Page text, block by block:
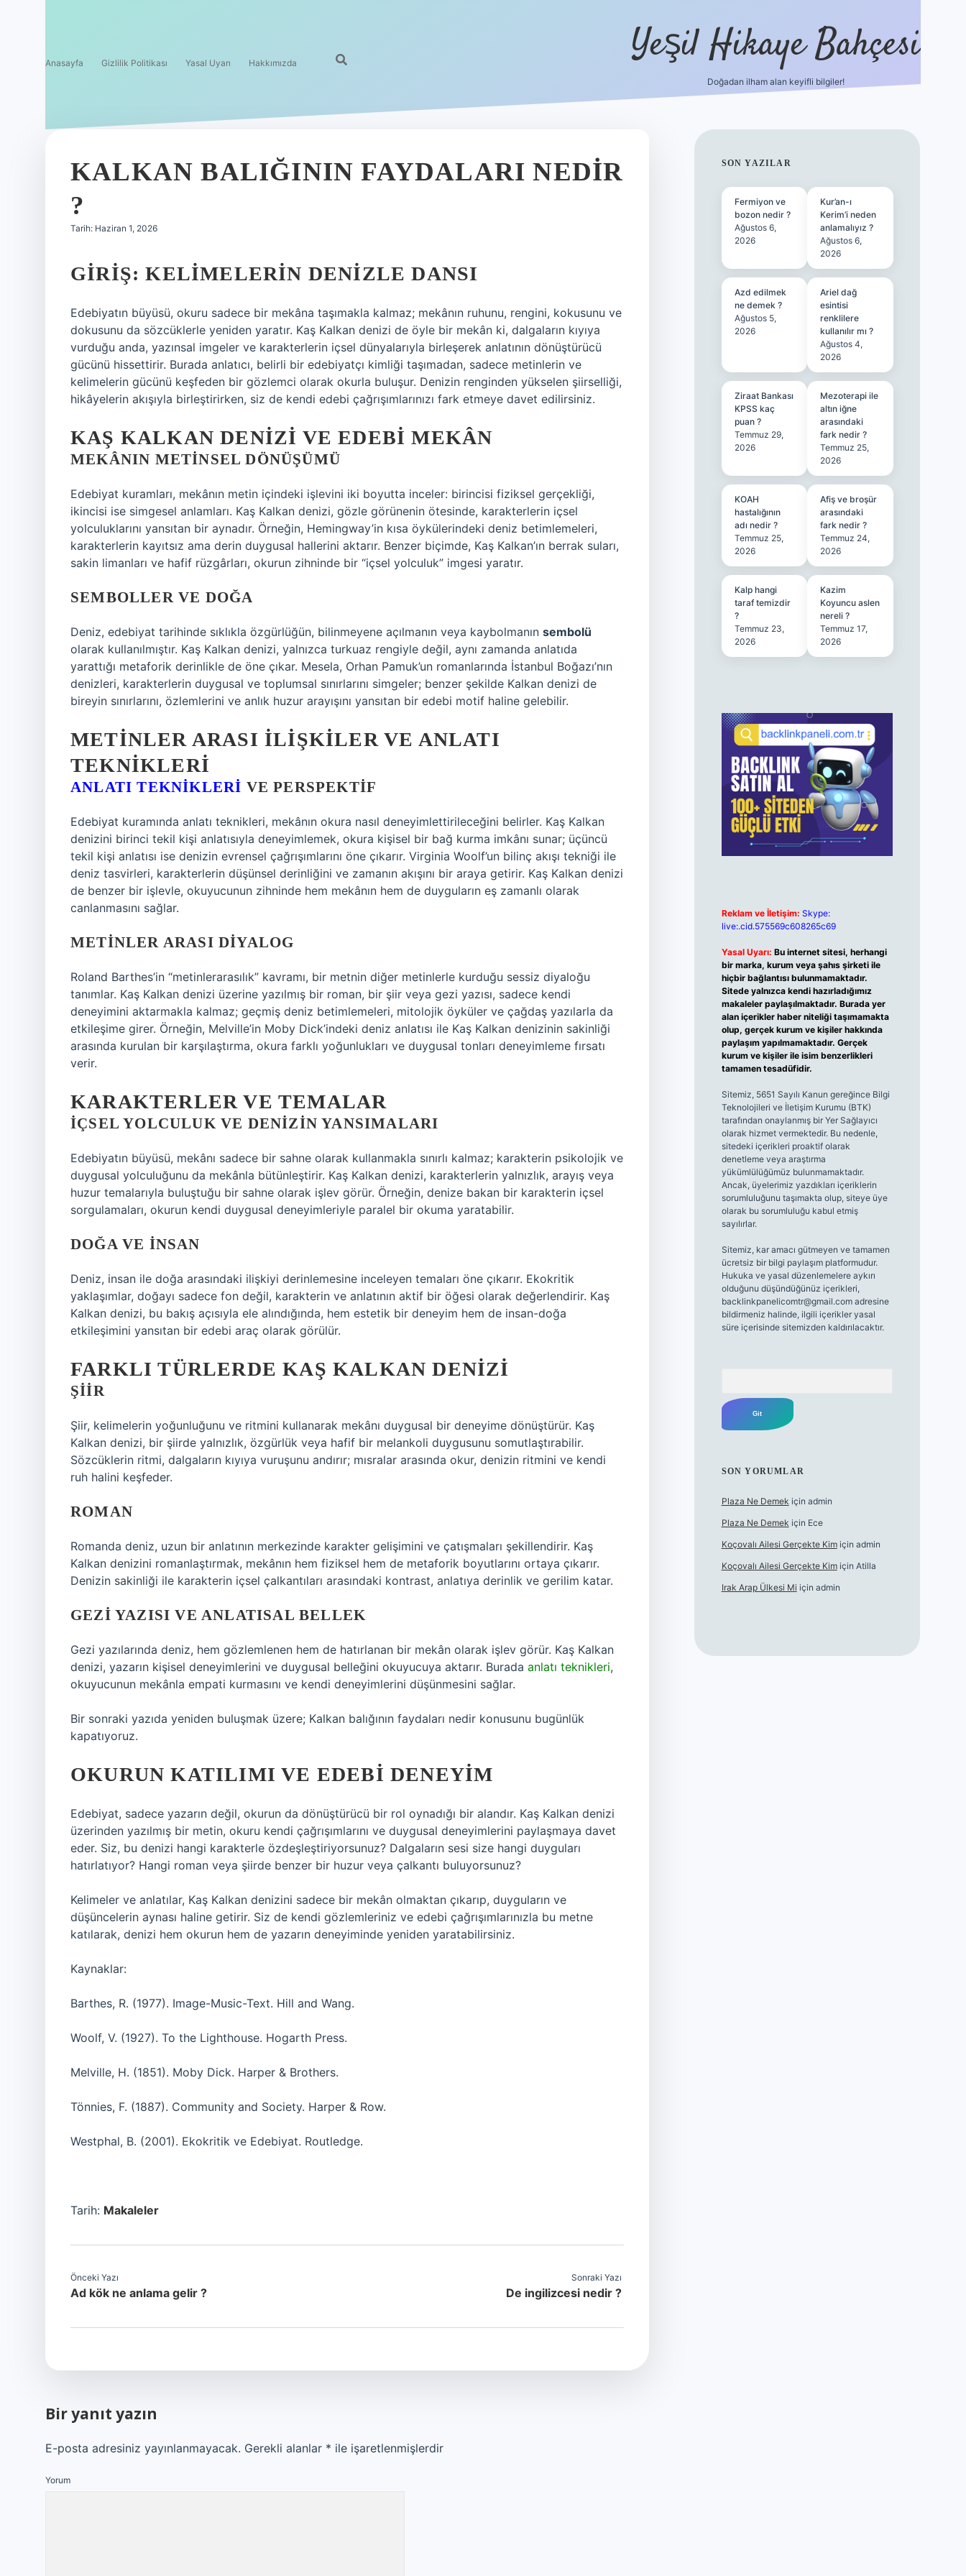
Anasayfa Gizlilik Politikası Yasal Uyarı Hakkımızda Yeşil Hikaye Bahçesi
Doğadan ilham alan keyifli bilgiler!
KALKAN BALIĞININ FAYDALARI NEDIR
?
Tarih: Haziran 1, 2026
GIRIŞ: KELIMELERIN DENIZLE DANSI
Edebiyatın büyüsü, okuru sadece bir mekâna taşımakla kalmaz; mekânın ruhunu, rengini, kokusunu ve
dokusunu da sözcüklerle yeniden yaratır. Kaş Kalkan denizi de öyle bir mekân ki, dalgaların kıyıya
vurduğu anda, yazınsal imgeler ve karakterlerin içsel dünyalarıyla birleşerek anlatının dönüştürücü
gücünü hissettirir. Burada anlatıcı, belirli bir edebiyatçı kimliği taşımadan, sadece metinlerin ve
kelimelerin gücünü keşfeden bir gözlemci olarak okurla buluşur. Denizin renginden yükselen şiirselliği,
hikâyelerin akışıyla birleştirirken, siz de kendi edebi çağrışımlarınızı fark etmeye davet edilirsiniz.
KAŞ KALKAN DENIZI VE EDEBI MEKÂN
MEKÂNIN METINSEL DÖNÜŞÜMÜ
Edebiyat kuramları, mekânın metin içindeki işlevini iki boyutta inceler: birincisi fiziksel gerçekliği,
ikincisi ise simgesel anlamları. Kaş Kalkan denizi, gözle görünenin ötesinde, karakterlerin içsel
yolculuklarını yansıtan bir aynadır. Örneğin, Hemingway’in kısa öykülerindeki deniz betimlemeleri,
karakterlerin kayıtsız ama derin duygusal hallerini aktarır. Benzer biçimde, Kaş Kalkan’ın berrak suları,
sakin limanları ve hafif rüzgârları, okurun zihninde bir “içsel yolculuk” imgesi yaratır.
SEMBOLLERVE DOĞA
Deniz, edebiyat tarihinde sıklıkla özgürlüğün, bilinmeyene açılmanın veya kaybolmanın sembolü
olarak kullanılmıştır. Kaş Kalkan denizi, yalnızca turkuaz rengiyle değil, aynı zamanda anlatıda
yarattığı metaforik derinlikle de öne çıkar. Mesela, Orhan Pamuk’un romanlarında İstanbul Boğazı’nın
denizleri, karakterlerin duygusal ve toplumsal sınırlarını simgeler; benzer şekilde Kalkan denizi de
bireyin sınırlarını, özlemlerini ve anlık huzur arayışını yansıtan bir edebi motif haline gelebilir.
METINLER ARASI İLIŞKILER VE ANLATI
TEKNIKLERI
ANLATI TEKNIKLERI VE PERSPEKTIF
Edebiyat kuramında anlatı teknikleri, mekânın okura nasıl deneyimlettirileceğini belirler. Kaş Kalkan
denizini birinci tekil kişi anlatısıyla deneyimlemek, okura kişisel bir bağ kurma imkânı sunar; üçüncü
tekil kişi anlatısı ise denizin evrensel çağrışımlarını öne çıkarır. Virginia Woolf’un bilinç akışı tekniği ile
deniz tasvirleri, karakterlerin düşünsel derinliğini ve zamanın akışını bir araya getirir. Kaş Kalkan denizi
de benzer bir işlevle, okuyucunun zihninde hem mekânın hem de duyguların eş zamanlı olarak
canlanmasını sağlar.
METINLER ARASI DIYALOG
Roland Barthes’in “metinlerarasılık” kavramı, bir metnin diğer metinlerle kurduğu sessiz diyaloğu
tanımlar. Kaş Kalkan denizi üzerine yazılmış bir roman, bir şiir veya gezi yazısı, sadece kendi
deneyimini aktarmakla kalmaz; geçmiş deniz betimlemeleri, mitolojik öyküler ve çağdaş yazılarla da
etkileşime girer. Örneğin, Melville’in Moby Dick’indeki deniz anlatısı ile Kaş Kalkan denizinin sakinliği
arasında kurulan bir karşılaştırma, okura farklı yoğunlukları ve duygusal tonları deneyimleme fırsatı
verir.
KARAKTERLER VE TEMALAR
İÇSEL YOLCULUK VE DENIZIN YANSIMALARI
Edebiyatın büyüsü, mekânı sadece bir sahne olarak kullanmakla sınırlı kalmaz; karakterin psikolojik ve
duygusal yolculuğunu da mekânla bütünleştirir. Kaş Kalkan denizi, karakterlerin yalnızlık, arayış veya
huzur temalarıyla buluştuğu bir sahne olarak işlev görür. Örneğin, denize bakan bir karakterin içsel
sorgulamaları, okurun kendi duygusal deneyimleriyle paralel bir okuma yaratabilir.
DOĞA VE İNSAN
Deniz, insan ile doğa arasındaki ilişkiyi derinlemesine inceleyen temaları öne çıkarır. Ekokritik
yaklaşımlar, doğayı sadece fon değil, karakterin ve anlatının aktif bir öğesi olarak değerlendirir. Kaş
Kalkan denizi, bu bakış açısıyla ele alındığında, hem estetik bir deneyim hem de insan-doğa
etkileşimini yansıtan bir edebi araç olarak görülür.
FARKLI TÜRLERDE KAŞ KALKAN DENIZI
ŞIIR
Şiir, kelimelerin yoğunluğunu ve ritmini kullanarak mekânı duygusal bir deneyime dönüştürür. Kaş
Kalkan denizi, bir şiirde yalnızlık, özgürlük veya hafif bir melankoli duygusunu somutlaştırabilir.
Sözcüklerin ritmi, dalgaların kıyıya vuruşunu andırır; mısralar arasında okur, denizin ritmini ve kendi
ruh halini keşfeder.
ROMAN
Romanda deniz, uzun bir anlatının merkezinde karakter gelişimini ve çatışmaları şekillendirir. Kaş
Kalkan denizini romanlaştırmak, mekânın hem fiziksel hem de metaforik boyutlarını ortaya çıkarır.
Denizin sakinliği ile karakterin içsel çalkantıları arasındaki kontrast, anlatıya derinlik ve gerilim katar.
GEZI YAZISI VE ANLATISAL BELLEK
Gezi yazılarında deniz, hem gözlemlenen hem de hatırlanan bir mekân olarak işlev görür. Kaş Kalkan
denizi, yazarın kişisel deneyimlerini ve duygusal belleğini okuyucuya aktarır. Burada anlatı teknikleri,
okuyucunun mekânla empati kurmasını ve kendi deneyimlerini düşünmesini sağlar.
Bir sonraki yazıda yeniden buluşmak üzere; Kalkan balığının faydaları nedir konusunu bugünlük
kapatıyoruz.
OKURUN KATILIMI VE EDEBI DENEYIM
Edebiyat, sadece yazarın değil, okurun da dönüştürücü bir rol oynadığı bir alandır. Kaş Kalkan denizi
üzerinden yazılmış bir metin, okuru kendi çağrışımlarını ve duygusal deneyimlerini paylaşmaya davet
eder. Siz, bu denizi hangi karakterle özdeşleştiriyorsunuz? Dalgaların sesi size hangi duyguları
hatırlatıyor? Hangi roman veya şiirde benzer bir huzur veya çalkantı buluyorsunuz?
Kelimeler ve anlatılar, Kaş Kalkan denizini sadece bir mekân olmaktan çıkarıp, duyguların ve
düşüncelerin aynası haline getirir. Siz de kendi gözlemleriniz ve edebi çağrışımlarınızla bu metne
katılarak, denizi hem okurun hem de yazarın deneyiminde yeniden yaratabilirsiniz.
Kaynaklar:
Barthes, R. (1977). Image-Music-Text. Hill and Wang.
Woolf, V. (1927). To the Lighthouse. Hogarth Press.
Melville, H. (1851). Moby Dick. Harper & Brothers.
Tönnies, F. (1887). Community and Society. Harper & Row.
Westphal, B. (2001). Ekokritik ve Edebiyat. Routledge.
Tarih: Makaleler
Önceki Yazı
Ad kök ne anlama gelir ?
Sonraki Yazı
De ingilizcesi nedir ?
Bir yanıt yazın
E-posta adresiniz yayınlanmayacak. Gerekli alanlar * ile işaretlenmişlerdir
Yorum
SIDEBAR
SON YAZILAR
Fermiyon ve
bozon nedir ?
Ağustos 6,
2026
Kur’an-ı
Kerim’i neden
anlamalıyız ?
Ağustos 6,
2026
Azd edilmek
ne demek ?
Ağustos 5,
2026
Ariel dağ
esintisi
renklilere
kullanılır mı ?
Ağustos 4,
2026
Ziraat Bankası
KPSS kaç
puan ?
Temmuz 29,
2026
Mezoterapi ile
altın iğne
arasındaki
fark nedir ?
Temmuz 25,
2026
KOAH
hastalığının
adı nedir ?
Temmuz 25,
2026
Afiş ve broşür
arasındaki
fark nedir ?
Temmuz 24,
2026
Kalp hangi
taraf temizdir
?
Temmuz 23,
2026
Kazim
Koyuncu aslen
nereli ?
Temmuz 17,
2026
Reklam ve İletişim: Skype:
live:.cid.575569c608265c69
Yasal Uyarı: Bu internet sitesi, herhangi
bir marka, kurum veya şahıs şirketi ile
hiçbir bağlantısı bulunmamaktadır.
Sitede yalnızca kendi hazırladığımız
makaleler paylaşılmaktadır. Burada yer
alan içerikler haber niteliği taşımamakta
olup, gerçek kurum ve kişiler hakkında
paylaşım yapılmamaktadır. Gerçek
kurum ve kişiler ile isim benzerlikleri
tamamen tesadüfidir.
Sitemiz, 5651 Sayılı Kanun gereğince Bilgi
Teknolojileri ve İletişim Kurumu (BTK)
tarafından onaylanmış bir Yer Sağlayıcı
olarak hizmet vermektedir. Bu nedenle,
sitedeki içerikleri proaktif olarak
denetleme veya araştırma
yükümlülüğümüz bulunmamaktadır.
Ancak, üyelerimiz yazdıkları içeriklerin
sorumluluğunu taşımakta olup, siteye üye
olarak bu sorumluluğu kabul etmiş
sayılırlar.
Sitemiz, kar amacı gütmeyen ve tamamen
ücretsiz bir bilgi paylaşım platformudur.
Hukuka ve yasal düzenlemelere aykırı
olduğunu düşündüğünüz içerikleri,
backlinkpanelicomtr@gmail.comadresine
bildirmeniz halinde, ilgili içerikler yasal
süre içerisinde sitemizden kaldırılacaktır.
SON YORUMLAR
Plaza Ne Demek için admin
Plaza Ne Demek için Ece
Koçovalı Ailesi Gerçekte Kimiçin admin
Koçovalı Ailesi Gerçekte Kimiçin Atilla
Irak Arap Ülkesi Mi için admin
ilbet